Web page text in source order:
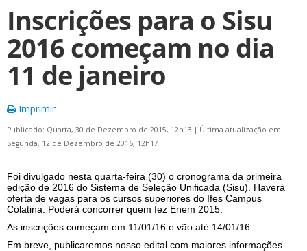
Inscrições para o Sisu
2016 começam no dia
11 de janeiro
Imprimir
Publicado: Quarta, 30 de Dezembro de 2015, 12h13 | Última atualização em
Segunda, 12 de Dezembro de 2016, 12h17
Foi divulgado nesta quarta-feira (30) o cronograma da primeira
edição de 2016 do Sistema de Seleção Unificada (Sisu). Haverá
oferta de vagas para os cursos superiores do Ifes Campus
Colatina. Poderá concorrer quem fez Enem 2015.
As inscrições começam em 11/01/16 e vão até 14/01/16.
Em breve, publicaremos nosso edital com maiores informações.